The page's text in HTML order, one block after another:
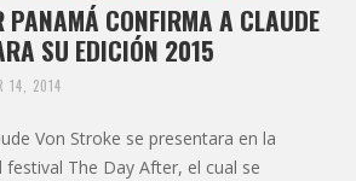
PANAMÁ CONFIRMA A CLAUDE
SU EDICIÓN 2015
14, 2014
Von Stroke se presentara en la
The Day After, el cual se